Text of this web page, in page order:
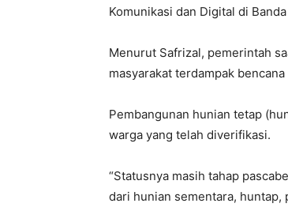
Komunikasi dan Digital di
Menurut Safrizal, pemerintah
masyarakat terdampak bencana
Pembangunan hunian tetap
warga yang telah diverifikasi.
“Statusnya masih tahap
dari hunian sementara, huntap,